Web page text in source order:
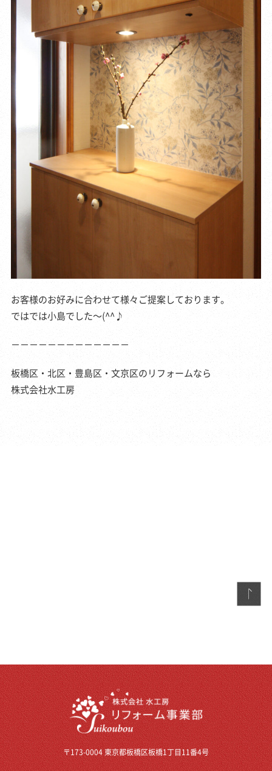
お客様のお好みに合わせて様々ご提案しております。
ではでは小島でした～(^^♪
－－－－－－－－－－－－－
板橋区・北区・豊島区・文京区のリフォームなら
株式会社水工房
〒173-0004 東京都板橋区板橋1丁目11番4号